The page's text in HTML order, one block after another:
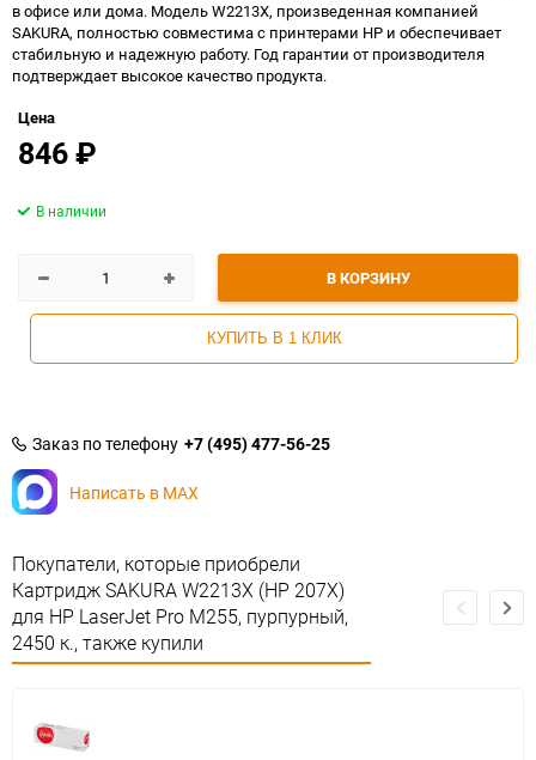
в офисе или дома. Модель W2213X, произведенная компанией
SAKURA, полностью совместима с принтерами HP и обеспечивает
стабильную и надежную работу. Год гарантии от производителя
подтверждает высокое качество продукта.
Цена
846₽
В КОРЗИНУ
КУПИТЬ В 1 КЛИК
В наличии
Заказ по телефону +7 (495) 477-56-25
Написать в MAX
Покупатели, которые приобрели
Картридж SAKURA W2213X (HP 207X)
для HP LaserJet Pro M255, пурпурный,
2450 к., также купили